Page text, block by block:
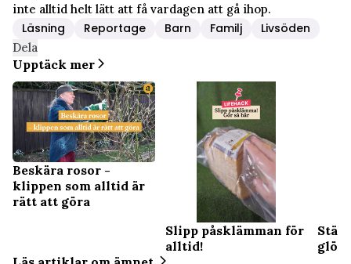
inte alltid helt lätt att få vardagen att gå ihop.
Läsning Reportage Barn Familj Livsöden
Dela
Upptäck mer
Beskära rosor -
klippen som alltid är
rätt att göra
Slipp påsklämman för
alltid!